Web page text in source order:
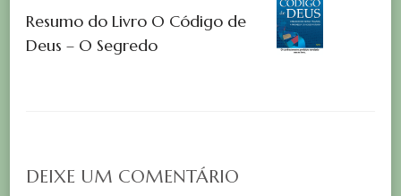
Resumo do Livro O Código de
Deus – O Segredo
DEIXE UM COMENTÁRIO